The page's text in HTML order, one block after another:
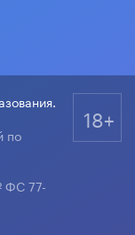
по
ФС 77-
18+